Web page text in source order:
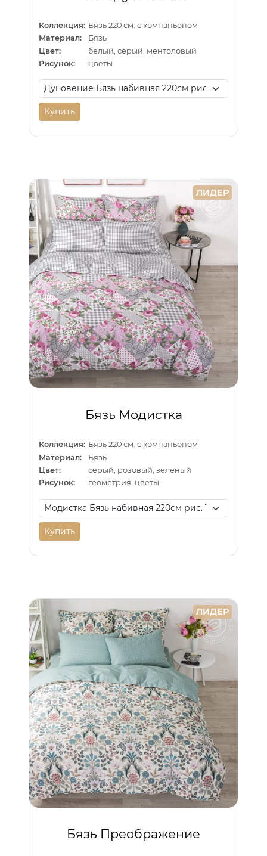
Коллекция: Бязь 220 см. с компаньоном
Материал:
Бязь
Цвет:
белый, серый, ментоловый
Рисунок:
цветы
Купить
ЛИДЕР
Бязь Модистка
Коллекция: Бязь 220 см. с компаньоном
Материал:
Бязь
Цвет:
серый, розовый, зеленый
Рисунок:
геометрия, цветы
Купить
ЛИДЕР
Бязь Преображение